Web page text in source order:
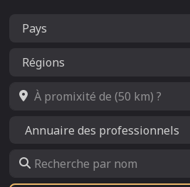
À promixité de (50 km) ?
Select search type
Recherche par nom